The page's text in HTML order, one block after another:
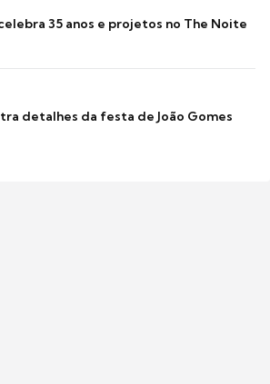
35 anos e projetos no The Noite
detalhes da festa de João Gomes